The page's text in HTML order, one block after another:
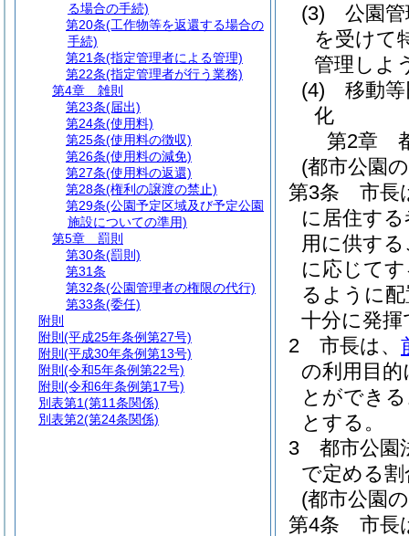
(3)
公園
を受けて
管理しよ
(4)
移動
化
第2章
(都市公園
第3条
市長
に居住す
用に供す
に応じて
るように
十分に発
2
市長は、
の利用目
とができ
とする。
3
都市公園
で定める
(都市公園
第4条
市長
る場合の手続)
第20条(工作物等を返還する場合の
手続)
第21条(指定管理者による管理)
第22条(指定管理者が行う業務)
第4章
雑則
第23条(届出)
第24条(使用料)
第25条(使用料の徴収)
第26条(使用料の減免)
第27条(使用料の返還)
第28条(権利の譲渡の禁止)
第29条(公園予定区域及び予定公園
施設についての準用)
第5章
罰則
第30条(罰則)
第31条
第32条(公園管理者の権限の代行)
第33条(委任)
附則
附則 (平成25年条例第27号)
附則 (平成30年条例第13号)
附則 (令和5年条例第22号)
附則 (令和6年条例第17号)
別表第1(第11条関係)
別表第2(第24条関係)